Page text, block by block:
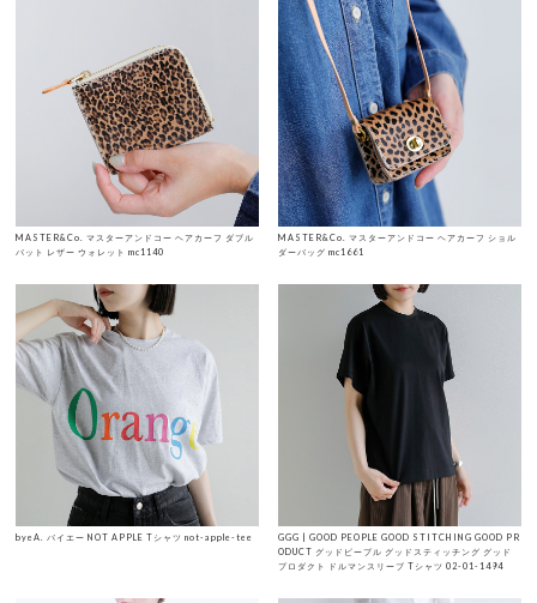
MASTER&Co. マスターアンドコー ヘアカーフ ダブル
バット レザー ウォレット mc1140
MASTER&Co. マスターアンドコー ヘアカーフ ショル
ダーバッグ mc1661
byeA. バイエー NOT APPLE Tシャツ not-apple-tee
GGG | GOOD PEOPLE GOOD STITCHING GOOD PR
ODUCT グッドピープル グッドスティッチング グッド
プロダクト ドルマンスリーブ Tシャツ 02-01-1494